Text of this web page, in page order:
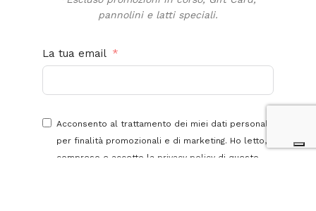
pannolini e latti speciali.
La tua email
Acconsento al trattamento dei miei dati personali
per finalità promozionali e di marketing. Ho letto,
compreso e accetto la privacy policy di questo